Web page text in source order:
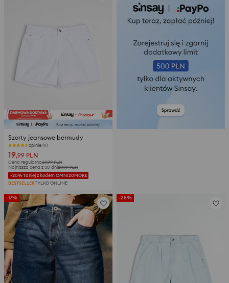
Szorty jeansowe bermudy
opinie (11)
19,99 PLN
Cena regularna69,99PLN
Najniższa cena z 30 dni29,99PLN
-20% taniej z kodem OMNI20MORE
BESTSELLERTYLKO ONLINE
-17% -28%